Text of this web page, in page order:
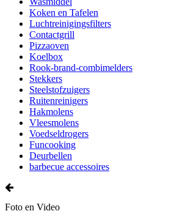
Koken en Tafelen
Luchtreinigingsfilters
Contactgrill
Pizzaoven
Koelbox
Rook-brand-combimelders
Stekkers
Steelstofzuigers
Ruitenreinigers
Hakmolens
Vleesmolens
Voedseldrogers
Funcooking
Deurbellen
barbecue accessoires
Foto en Video